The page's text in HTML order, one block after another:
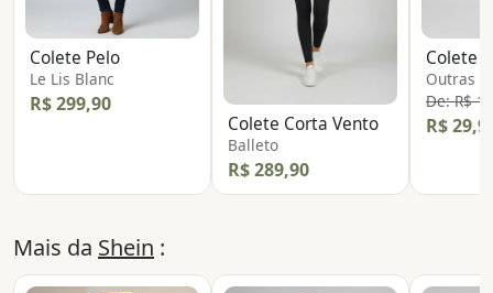
Colete Pelo
Le Lis Blanc
R$ 299,90
Colete Corta Vento
Balleto
R$ 289,90
Colete
Outras
De: R$
R$
Mais da Shein :